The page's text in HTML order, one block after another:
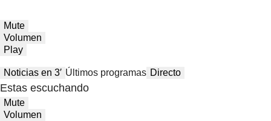
Mute
Volumen
Play
Noticias en 3′ Últimos programas Directo
Estas escuchando
Mute
Volumen